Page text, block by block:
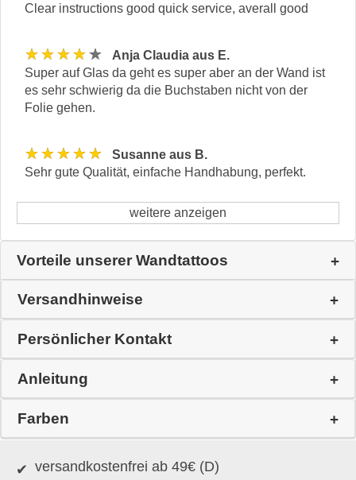
Clear instructions good quick service, averall good
★★★★★
Anja Claudia aus E.
Super auf Glas da geht es super aber an der Wand ist
es sehr schwierig da die Buchstaben nicht von der
Folie gehen.
★★★★★
Susanne aus B.
Sehr gute Qualität, einfache Handhabung, perfekt.
weitere anzeigen
Vorteile unserer Wandtattoos
Versandhinweise
Persönlicher Kontakt
Anleitung
Farben
versandkostenfrei ab 49€ (D)